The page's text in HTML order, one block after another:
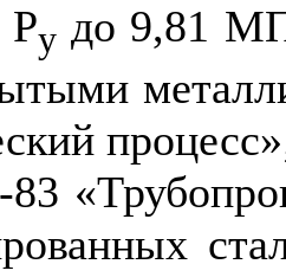
Ру до 9,81